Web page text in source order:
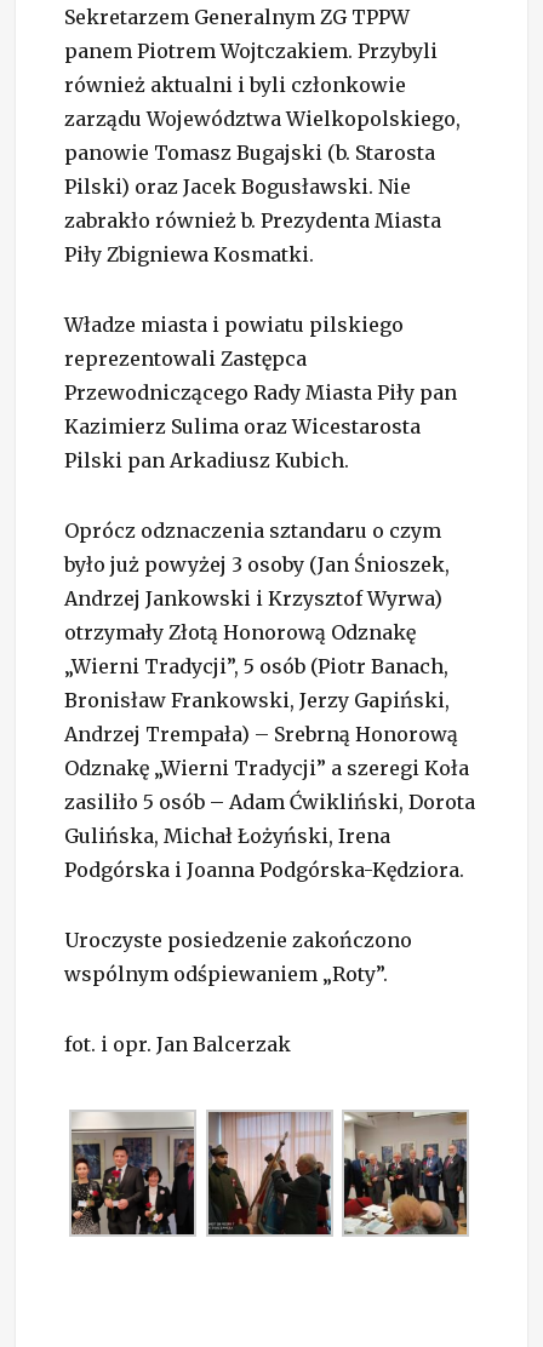
Sekretarzem Generalnym ZG TPPW
panem Piotrem Wojtczakiem. Przybyli
również aktualni i byli członkowie
zarządu Województwa Wielkopolskiego,
panowie Tomasz Bugajski (b. Starosta
Pilski) oraz Jacek Bogusławski. Nie
zabrakło również b. Prezydenta Miasta
Piły Zbigniewa Kosmatki.
Władze miasta i powiatu pilskiego
reprezentowali Zastępca
Przewodniczącego Rady Miasta Piły pan
Kazimierz Sulima oraz Wicestarosta
Pilski pan Arkadiusz Kubich.
Oprócz odznaczenia sztandaru o czym
było już powyżej 3 osoby (Jan Śnioszek,
Andrzej Jankowski i Krzysztof Wyrwa)
otrzymały Złotą Honorową Odznakę
„Wierni Tradycji”, 5 osób (Piotr Banach,
Bronisław Frankowski, Jerzy Gapiński,
Andrzej Trempała) – Srebrną Honorową
Odznakę „Wierni Tradycji” a szeregi Koła
zasiliło 5 osób – Adam Ćwikliński, Dorota
Gulińska, Michał Łożyński, Irena
Podgórska i Joanna Podgórska-Kędziora.
Uroczyste posiedzenie zakończono
wspólnym odśpiewaniem „Roty”.
fot. i opr. Jan Balcerzak